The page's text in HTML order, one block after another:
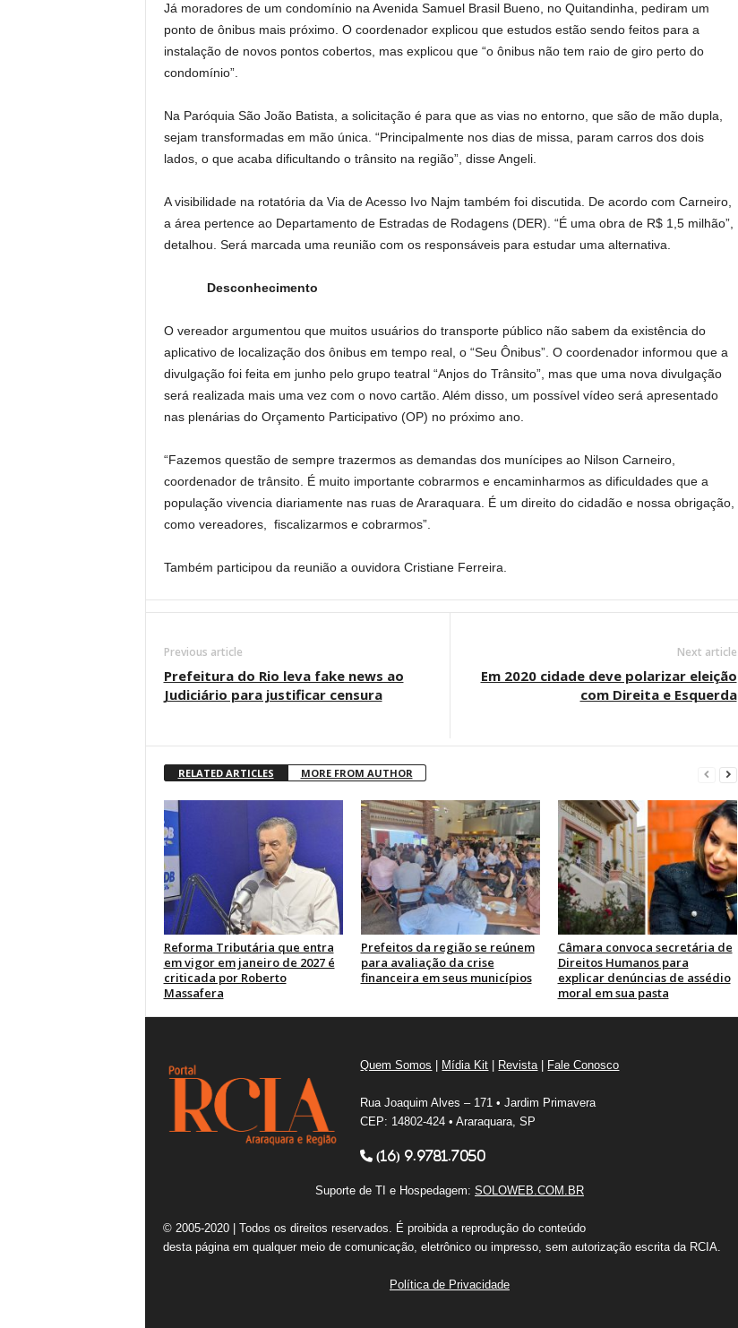
Já moradores de um condomínio na Avenida Samuel Brasil Bueno, no Quitandinha, pediram um
ponto de ônibus mais próximo. O coordenador explicou que estudos estão sendo feitos para a
instalação de novos pontos cobertos, mas explicou que “o ônibus não tem raio de giro perto do
condomínio”.
Na Paróquia São João Batista, a solicitação é para que as vias no entorno, que são de mão dupla,
sejam transformadas em mão única. “Principalmente nos dias de missa, param carros dos dois
lados, o que acaba dificultando o trânsito na região”, disse Angeli.
A visibilidade na rotatória da Via de Acesso Ivo Najm também foi discutida. De acordo com Carneiro,
a área pertence ao Departamento de Estradas de Rodagens (DER). “É uma obra de R$ 1,5 milhão”,
detalhou. Será marcada uma reunião com os responsáveis para estudar uma alternativa.
Desconhecimento
O vereador argumentou que muitos usuários do transporte público não sabem da existência do
aplicativo de localização dos ônibus em tempo real, o “Seu Ônibus”. O coordenador informou que a
divulgação foi feita em junho pelo grupo teatral “Anjos do Trânsito”, mas que uma nova divulgação
será realizada mais uma vez com o novo cartão. Além disso, um possível vídeo será apresentado
nas plenárias do Orçamento Participativo (OP) no próximo ano.
“Fazemos questão de sempre trazermos as demandas dos munícipes ao Nilson Carneiro,
coordenador de trânsito. É muito importante cobrarmos e encaminharmos as dificuldades que a
população vivencia diariamente nas ruas de Araraquara. É um direito do cidadão e nossa obrigação,
como vereadores, fiscalizarmos e cobrarmos”.
Também participou da reunião a ouvidora Cristiane Ferreira.
Previous article
Prefeitura do Rio leva fake news ao
Judiciário para justificar censura
Next article
Em 2020 cidade deve polarizar eleição
com Direita e Esquerda
RELATED ARTICLES MORE FROM AUTHOR
Reforma Tributária que entra
em vigor em janeiro de 2027 é
criticada por Roberto
Massafera
Prefeitos da região se reúnem
para avaliação da crise
financeira em seus municípios
Câmara convoca secretária de
Direitos Humanos para
explicar denúncias de assédio
moral em sua pasta
Quem Somos Mídia Kit Revista| Fale Conosco
Rua Joaquim Alves – 171 • Jardim Primavera
CEP: 14802-424 • Araraquara, SP
(16) 9.9781.7050
Suporte de TI e Hospedagem: SOLOWEB.COM.BR
© 2005-2020 | Todos os direitos reservados. É proibida a reprodução do conteúdo
desta página em qualquer meio de comunicação, eletrônico ou impresso, sem autorização escrita da RCIA.
Política de Privacidade